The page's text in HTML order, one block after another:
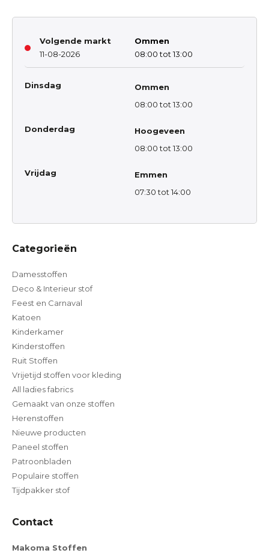
Volgende markt
11-08-2026
Ommen
08:00 tot 13:00
Dinsdag
Ommen
08:00 tot 13:00
Donderdag
Hoogeveen
08:00 tot 13:00
Vrijdag
Emmen
07:30 tot 14:00
Categorieën
Damesstoffen
Deco & Interieur stof
Feest en Carnaval
Katoen
Kinderkamer
Kinderstoffen
Ruit Stoffen
Vrijetijd stoffen voor kleding
All ladies fabrics
Gemaakt van onze stoffen
Herenstoffen
Nieuwe producten
Paneel stoffen
Patroonbladen
Populaire stoffen
Tijdpakker stof
Contact
Makoma Stoffen